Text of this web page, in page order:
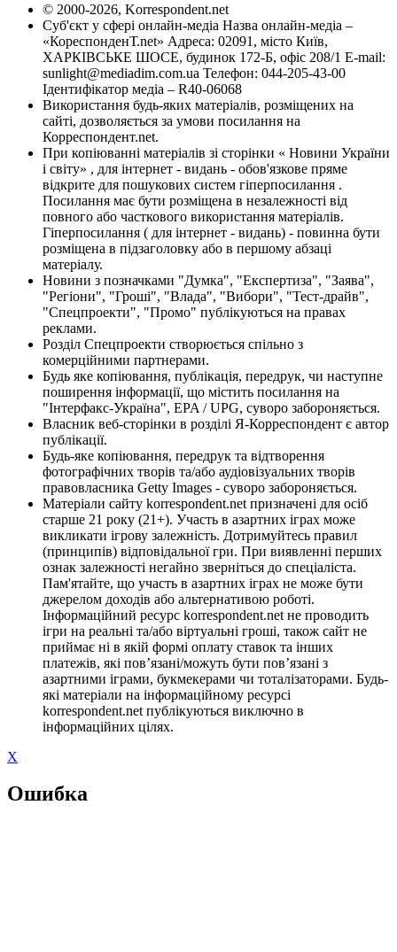
© 2000-2026, Korrespondent.net
Суб'єкт у сфері онлайн-медіа Назва онлайн-медіа –
«КореспонденТ.net» Адреса: 02091, місто Київ,
ХАРКІВСЬКЕ ШОСЕ, будинок 172-Б, офіс 208/1 E-mail:
sunlight@mediadim.com.ua Телефон: 044-205-43-00
Ідентифікатор медіа – R40-06068
Використання будь-яких матеріалів, розміщених на
сайті, дозволяється за умови посилання на
Корреспондент.net.
При копіюванні матеріалів зі сторінки « Новини України
і світу» , для інтернет - видань - обов'язкове пряме
відкрите для пошукових систем гіперпосилання .
Посилання має бути розміщена в незалежності від
повного або часткового використання матеріалів.
Гіперпосилання ( для інтернет - видань) - повинна бути
розміщена в підзаголовку або в першому абзаці
матеріалу.
Новини з позначками "Думка", "Експертиза", "Заява",
"Регіони", "Гроші", "Влада", "Вибори", "Тест-драйв",
"Спецпроекти", "Промо" публікуються на правах
реклами.
Розділ Спецпроекти створюється спільно з
комерційними партнерами.
Будь яке копіювання, публікація, передрук, чи наступне
поширення інформації, що містить посилання на
"Інтерфакс-Україна", EPA / UPG, суворо забороняється.
Власник веб-сторінки в розділі Я-Корреспондент є автор
публікації.
Будь-яке копіювання, передрук та відтворення
фотографічних творів та/або аудіовізуальних творів
правовласника Getty Images - суворо забороняється.
Матеріали сайту korrespondent.net призначені для осіб
старше 21 року (21+). Участь в азартних іграх може
викликати ігрову залежність. Дотримуйтесь правил
(принципів) відповідальної гри. При виявленні перших
ознак залежності негайно зверніться до спеціаліста.
Пам'ятайте, що участь в азартних іграх не може бути
джерелом доходів або альтернативою роботі.
Інформаційний ресурс korrespondent.net не проводить
ігри на реальні та/або віртуальні гроші, також сайт не
приймає ні в якій формі оплату ставок та інших
платежів, які пов’язані/можуть бути пов’язані з
азартними іграми, букмекерами чи тоталізаторами. Будь-
які матеріали на інформаційному ресурсі
korrespondent.net публікуються виключно в
інформаційних цілях.
X
Ошибка